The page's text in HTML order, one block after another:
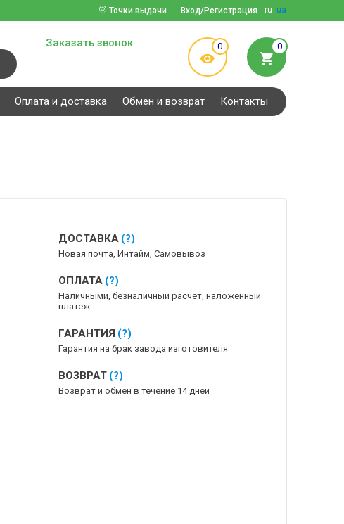
ru ua
Вход/Регистрация
Точки выдачи
Заказать звонок 0 0
Оплата и доставка Обмен и возврат Контакты
ДОСТАВКА (?)
Новая почта, Интайм, Самовывоз
ОПЛАТА (?)
Наличными, безналичный расчет, наложенный
платеж
ГАРАНТИЯ (?)
Гарантия на брак завода изготовителя
ВОЗВРАТ (?)
Возврат и обмен в течение 14 дней